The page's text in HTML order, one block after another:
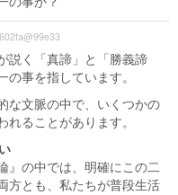
602fa@99e33
説く「真諦」と「勝義諦
の事を指しています。
な文脈の中で、いくつかの
ることがあります。
』の中では、明確にこの二
方とも、私たちが普段生活